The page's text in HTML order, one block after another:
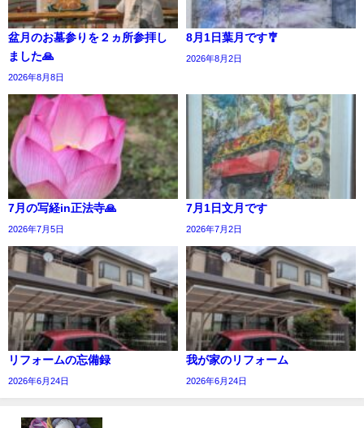
盆月のお墓参りを２ヵ所参拝し
ました🙏
2026年8月8日
8月1日葉月です🎐
2026年8月2日
7月の写経in正法寺🙏
2026年7月5日
7月1日文月です
2026年7月2日
リフォームの忘備録
2026年6月24日
我が家のリフォーム
2026年6月24日